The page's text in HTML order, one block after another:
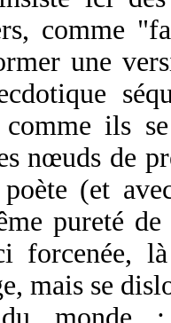
comme
une
comme ils
nœuds de
(et
pureté
forcenée,
mais se